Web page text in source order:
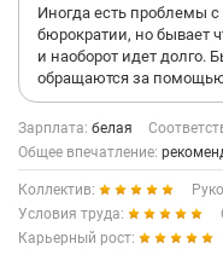
можно в любой момент,
генеральному и он
проблему.
В компании ценятся
исполнительность.
Если у тебя есть
всегда помогут и
развивается, что
только внутри отдела, но
Иногда есть проблемы
бюрократии, но бывает
и наоборот идет долго.
обращаются за
Зарплата: белая
Общее впечатление:
Коллектив:
Условия труда:
Карьерный рост: